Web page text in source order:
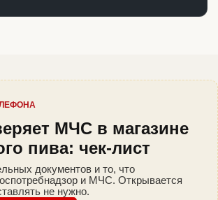
МЧС в магазине
пива: чек-лист
документов и то, что
и МЧС. Открывается
не нужно.